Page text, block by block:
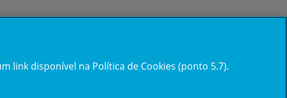
link disponível na Política de Cookies (ponto 5.7).